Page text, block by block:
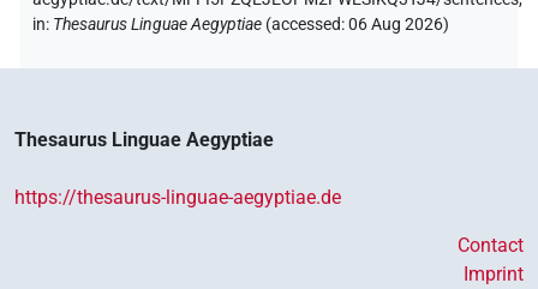
in: Thesaurus Linguae Aegyptiae (accessed:06 Aug 2026)
Thesaurus Linguae Aegyptiae
https://thesaurus-linguae-aegyptiae.de
Contact
Imprint